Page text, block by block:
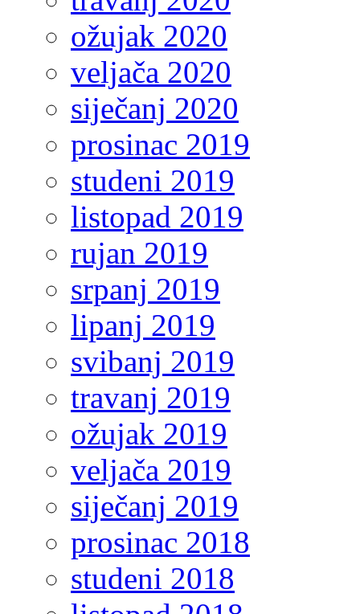
ožujak 2020
veljača 2020
siječanj 2020
prosinac 2019
studeni 2019
listopad 2019
rujan 2019
srpanj 2019
lipanj 2019
svibanj 2019
travanj 2019
ožujak 2019
veljača 2019
siječanj 2019
prosinac 2018
studeni 2018